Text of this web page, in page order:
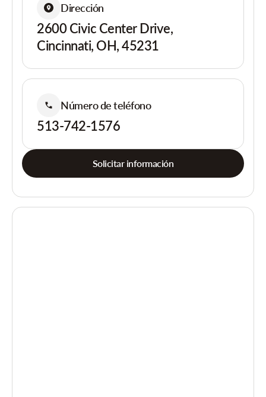
Dirección
2600 Civic Center Drive,
Cincinnati, OH, 45231
Número de teléfono
513-742-1576
Solicitar información